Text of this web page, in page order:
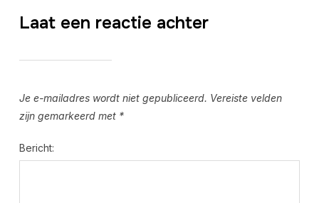
Laat een reactie achter
Je e-mailadres wordt niet gepubliceerd. Vereiste velden
zijn gemarkeerd met *
Bericht: